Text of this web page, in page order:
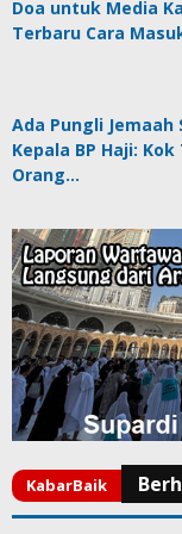
Doa untuk Media
Terbaru Cara
Ada Pungli
Kepala BP Haji:
Orang…